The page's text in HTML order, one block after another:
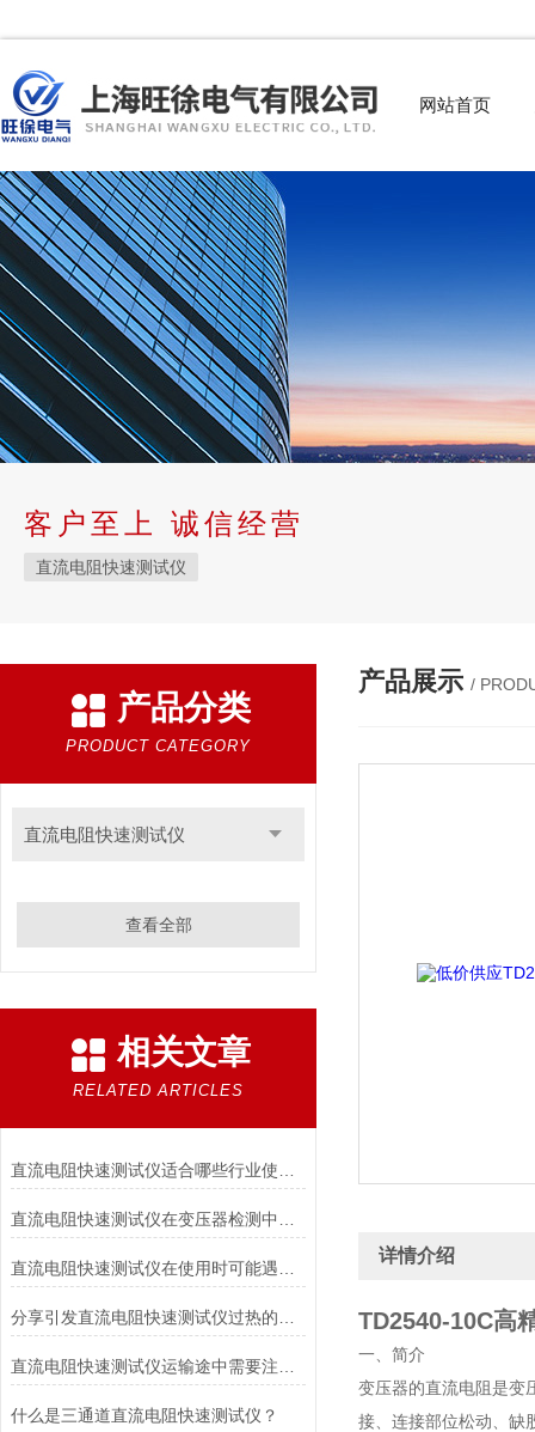
网站首页
客户至上 诚信经营
直流电阻快速测试仪
产品分类
PRODUCT CATEGORY
直流电阻快速测试仪
查看全部
相关文章
RELATED ARTICLES
什么是三通道直流电阻快速测试仪？
产品展示 /
详情介绍
TD2540-10C高
一、简介
变压器的直流电阻是变
接、连接部位松动、缺